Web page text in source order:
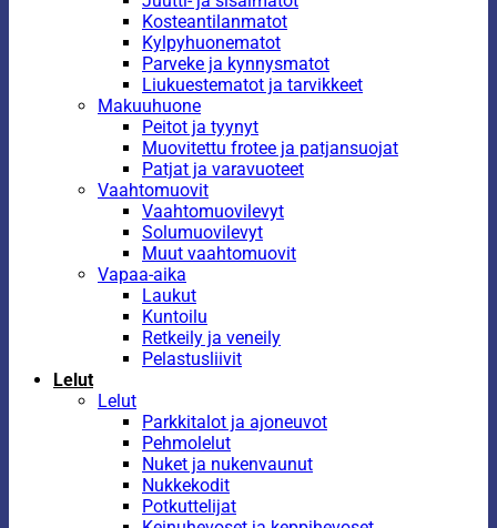
Kosteantilanmatot
Kylpyhuonematot
Parveke ja kynnysmatot
Liukuestematot ja tarvikkeet
Makuuhuone
Peitot ja tyynyt
Muovitettu frotee ja patjansuojat
Patjat ja varavuoteet
Vaahtomuovit
Vaahtomuovilevyt
Solumuovilevyt
Muut vaahtomuovit
Vapaa-aika
Laukut
Kuntoilu
Retkeily ja veneily
Pelastusliivit
Lelut
Lelut
Parkkitalot ja ajoneuvot
Pehmolelut
Nuket ja nukenvaunut
Nukkekodit
Potkuttelijat